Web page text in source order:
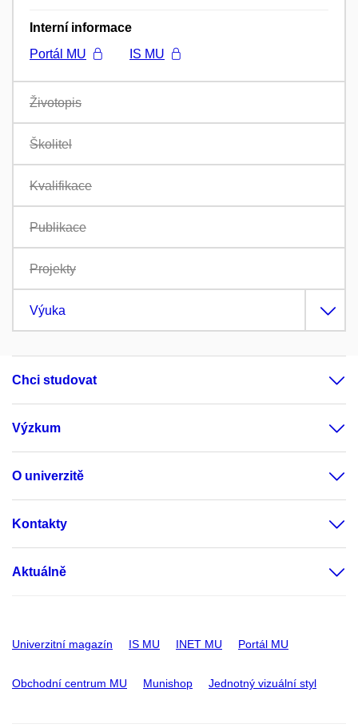
Interní informace
Portál MU
IS MU
Životopis
Školitel
Kvalifikace
Publikace
Projekty
Výuka
Chci studovat
Výzkum
O univerzitě
Kontakty
Aktuálně
Univerzitní magazín IS MU INET MU Portál MU
Obchodní centrum MU Munishop Jednotný vizuální styl